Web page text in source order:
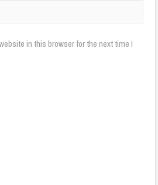
in this browser for the next time I